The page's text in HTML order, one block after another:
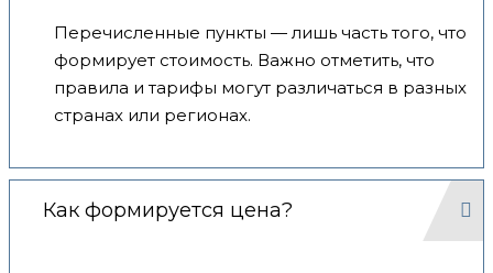
Перечисленные пункты — лишь часть того, что
формирует стоимость. Важно отметить, что
правила и тарифы могут различаться в разных
странах или регионах.
Как формируется цена?